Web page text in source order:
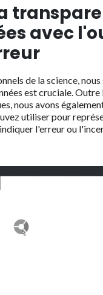
avec
de la science, nous
est cruciale. Outre
nous avons
utiliser pour
l'erreur ou